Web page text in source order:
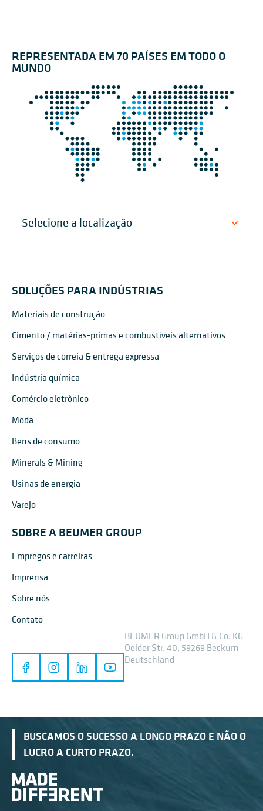
REPRESENTADA EM 70 PAÍSES EM TODO O
MUNDO
SOLUÇÕES PARA INDÚSTRIAS
Materiais de construção
Cimento / matérias-primas e combustíveis alternativos
Serviços de correia & entrega expressa
Indústria química
Comércio eletrônico
Moda
Bens de consumo
Minerals & Mining
Usinas de energia
Varejo
SOBRE A BEUMER GROUP
Empregos e carreiras
Imprensa
Sobre nós
Contato
BEUMER Group GmbH & Co. KG
Oelder Str. 40, 59269 Beckum
Deutschland
BUSCAMOS O SUCESSO A LONGO PRAZO E NÃO O
LUCRO A CURTO PRAZO.